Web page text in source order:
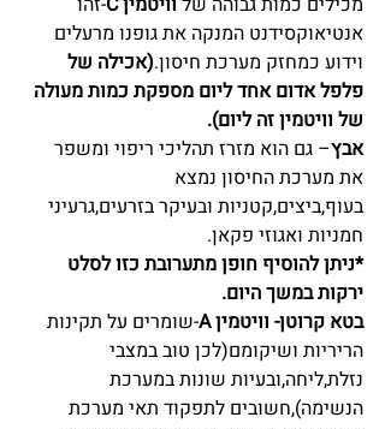
אנטיאוקסידנט המנקה את גופנו מרעלים
וידוע כמחזק מערכת חיסון.(אכילה של
פלפל אדום אחד ליום מספקת כמות מעולה
של וויטמין זה ליום).
אבץ– גם הוא מזרז תהליכי ריפוי ומשפר
את מערכת החיסון נמצא
בעוף,ביצים,קטניות ובעיקר בזרעים,גרעיני
חמניות ואגוזי פקאן.
*ניתן להוסיף חופן מתערובת כזו לסלט
ירקות במשך היום.
בטא קרוטן- וויטמין A -שומרים על תקינות
הריריות ושיקומם(לכן טוב במצבי
נזלת,ליחה,ובעיות שונות במערכת
הנשימה),חשובים לתפקוד תאי מערכת